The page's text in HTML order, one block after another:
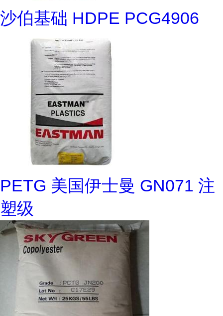
沙伯基础 HDPE PCG4906
PETG 美国伊士曼 GN071 注
塑级